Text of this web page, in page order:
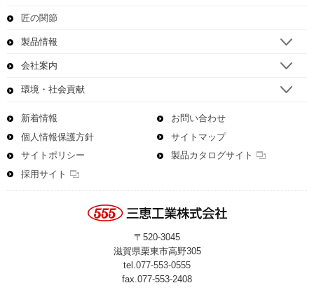
匠の関節
製品情報
会社案内
環境・社会貢献
新着情報
お問い合わせ
個人情報保護方針
サイトマップ
サイトポリシー
製品カタログサイト
採用サイト
〒520-3045
滋賀県栗東市高野305
tel. 077-553-0555
fax.077-553-2408